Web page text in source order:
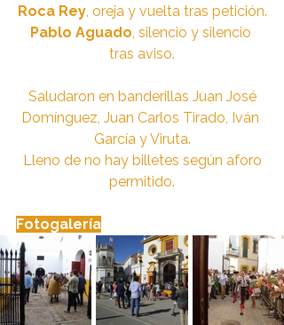
Roca Rey, oreja y vuelta tras petición.
Pablo Aguado, silencio y silencio
tras aviso.
Domínguez, Juan Carlos Tirado, Iván
García y Viruta.
permitido.
Fotogalería